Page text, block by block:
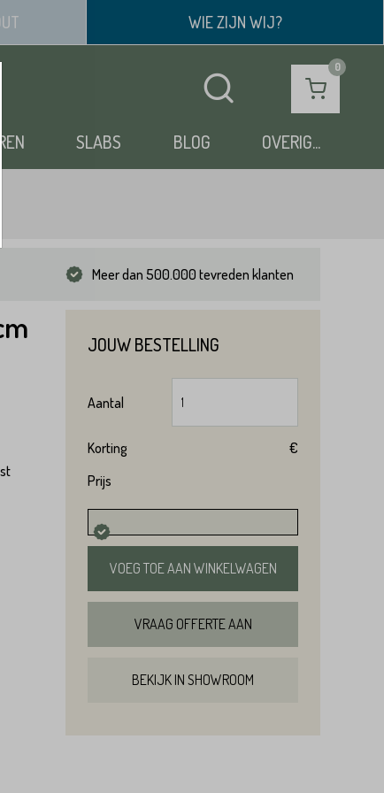
WIE ZIJN WIJ?
SLABS BLOG OVERIG...
Meer dan 500.000 tevreden klanten
JOUW BESTELLING
Aantal
Korting
€
Prijs
VOEG TOE AAN WINKELWAGEN
VRAAG OFFERTE AAN
BEKIJK IN SHOWROOM